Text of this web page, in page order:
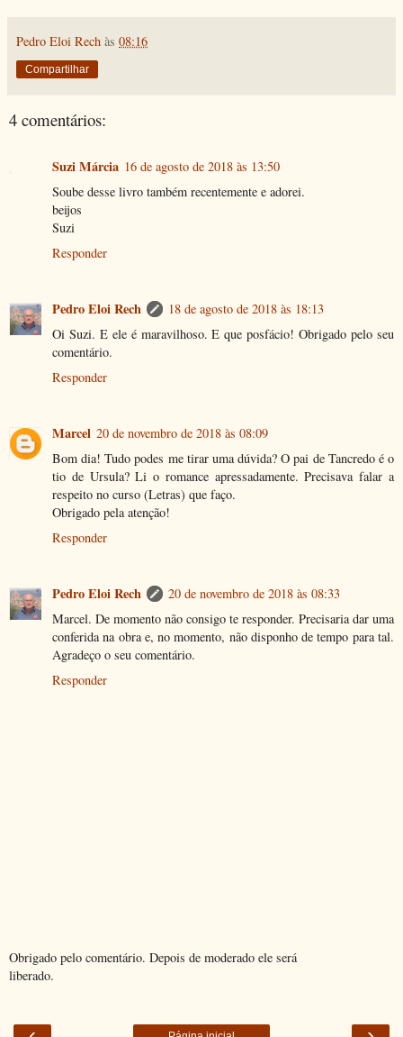
Pedro Eloi Rech às 08:16
Compartilhar
4 comentários:
Suzi Márcia 16 de agosto de 2018 às 13:50
Soube desse livro também recentemente e adorei.
beijos
Suzi
Responder
Pedro Eloi Rech
18 de agosto de 2018 às 18:13
Oi Suzi. E ele é maravilhoso. E que posfácio! Obrigado pelo seu
comentário.
Responder
Marcel 20 de novembro de 2018 às 08:09
Bom dia! Tudo podes me tirar uma dúvida? O pai de Tancredo é o
tio de Ursula? Li o romance apressadamente. Precisava falar a
respeito no curso (Letras) que faço.
Obrigado pela atenção!
Responder
Pedro Eloi Rech
20 de novembro de 2018 às 08:33
Marcel. De momento não consigo te responder. Precisaria dar uma
conferida na obra e, no momento, não disponho de tempo para tal.
Agradeço o seu comentário.
Responder
Obrigado pelo comentário. Depois de moderado ele será
liberado.